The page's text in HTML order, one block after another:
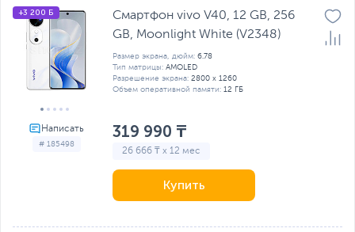
# 185498
+3 200 Б
Смартфон vivo V40, 12 GB, 256
GB, Moonlight White (V2348)
Размер экрана, дюйм: 6.78
Тип матрицы: AMOLED
Разрешение экрана: 2800 x 1260
Объем оперативной памяти: 12 ГБ
319 990 ₸
26 666 ₸ x 12 мес
Купить